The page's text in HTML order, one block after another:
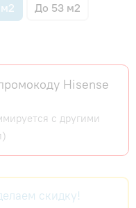
До 53 м2
Hisense
с другими
скидку!